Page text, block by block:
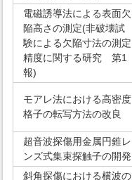
電磁誘導法による表面欠
陥高さの測定(非破壊試
験による欠陥寸法の測定
精度に関する研究 第1
報)
モアレ法における高密度
格子の転写方法の改良
超音波探傷用金属円錐レ
ンズ式集束探触子の開発
斜角探傷における横波の